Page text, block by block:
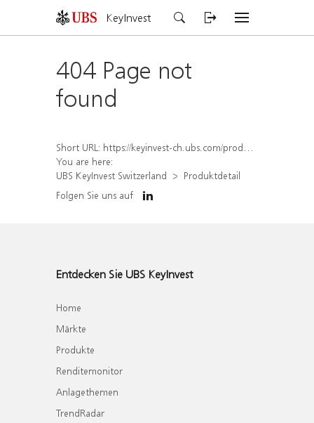
KeyInvest
404 Page not
found
Short URL: https://keyinvest-ch.ubs.com/produkt/detail/index/isin/CH1570495320
You are here:
UBS KeyInvest Switzerland
Produktdetail
Folgen Sie uns auf
Entdecken Sie UBS KeyInvest
Home
Märkte
Produkte
Renditemonitor
Anlagethemen
TrendRadar